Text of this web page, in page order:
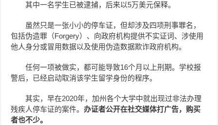
其中一名学生已被逮捕，后来以5万美元保释。
虽然只是一张小小的停车证，但却涉及四项刑事罪名，
包括伪造罪（Forgery）、向政府机构提供不实证词、涉使用
他人身分或冒用数据以及使用伪造数据欺诈政府机构。
任何一项被做实，都可能导致16个月以上刑期。学校报
警后，已经启动取消该学生留学身份的程序。
其实，早在2020年，加州各个大学中就出现过非法办理
残疾人停车证的案件。办证者公开在社交媒体打广告，购买
者也不少。